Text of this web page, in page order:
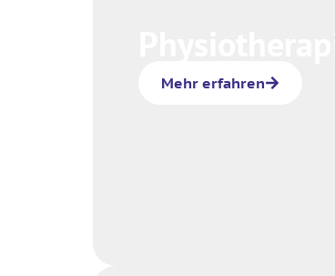
Mehr erfahren